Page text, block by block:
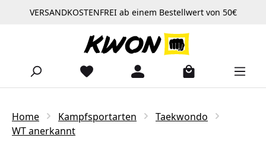
Zum Hauptinhalt springen
VERSANDKOSTENFREI ab einem Bestellwert von 50€
Home Kampfsportarten
Taekwondo
WT anerkannt